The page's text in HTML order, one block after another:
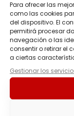
Para ofrecer las
como las cookies
del dispositivo. El
permitirá procesar
navegación o las
consentir o retirar el
a ciertas
Gestionar los
29/11/
Super atento!!
productos y